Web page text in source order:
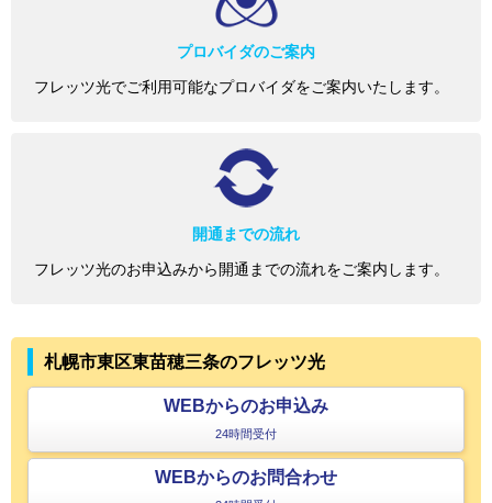
プロバイダのご案内
フレッツ光でご利用可能なプロバイダをご案内いたします。
開通までの流れ
フレッツ光のお申込みから開通までの流れをご案内します。
札幌市東区東苗穂三条のフレッツ光
WEBからのお申込み
24時間受付
WEBからのお問合わせ